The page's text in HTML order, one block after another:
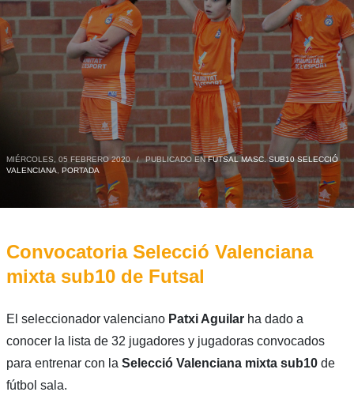
MIÉRCOLES, 05 FEBRERO 2020 / PUBLICADO ENFUTSAL MASC. SUB10 SELECCIÓ
VALENCIANA
PORTADA
Convocatoria Selecció Valenciana
mixta sub10 de Futsal
El seleccionador valenciano Patxi Aguilarha dado a
conocer la lista de 32 jugadores y jugadoras convocados
para entrenar con la Selecció Valenciana mixta sub10de
fútbol sala.